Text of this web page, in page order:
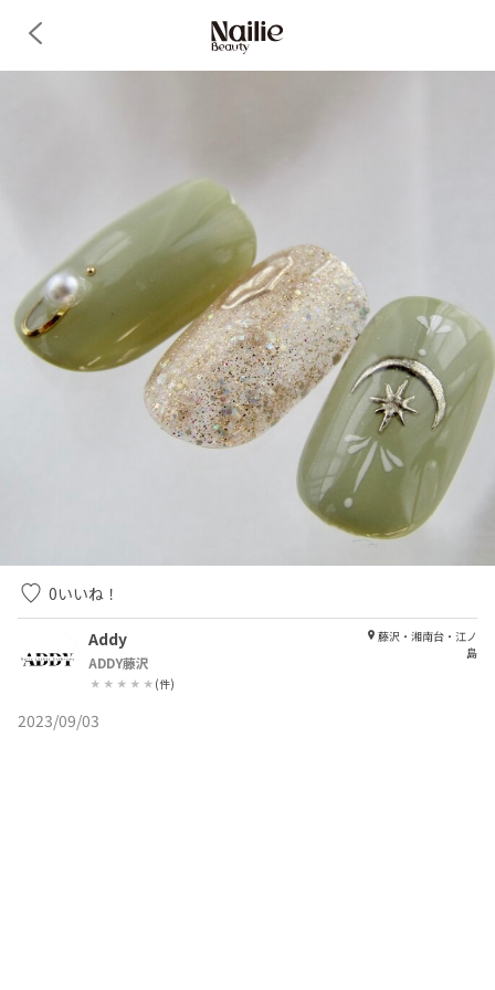
0いいね！
Addy
ADDY藤沢
(件)
藤沢・湘南台・江ノ
島
2023/09/03